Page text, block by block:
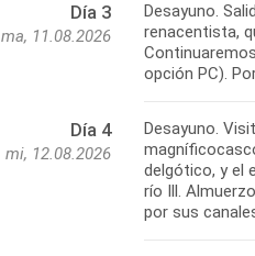
Día 3
ma, 11.08.2026
Desayuno.
renacentista,
opción PC).
Día 4
mi, 12.08.2026
Desayuno.
delgótico, y el
río Ill.
por sus